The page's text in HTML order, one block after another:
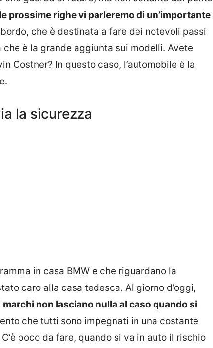
prossime righe vi parleremo di un’importante
che è destinata a fare dei notevoli passi
è la grande aggiunta sui modelli. Avete
Costner? In questo caso, l’automobile è la
la sicurezza
in casa BMW e che riguardano la
caro alla casa tedesca. Al giorno d’oggi,
marchi non lasciano nulla al caso quando si
che tutti sono impegnati in una costante
poco da fare, quando si va in auto il rischio